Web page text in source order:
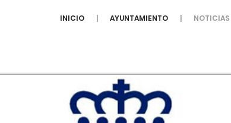
INICIO AYUNTAMIENTO NOTICIAS